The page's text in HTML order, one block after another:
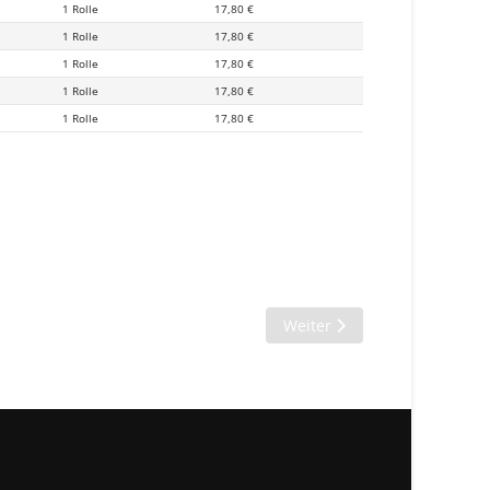
1 Rolle
17,80 €
1 Rolle
17,80 €
1 Rolle
17,80 €
1 Rolle
17,80 €
1 Rolle 17,80 €
Nächster Beitrag:
Weiter